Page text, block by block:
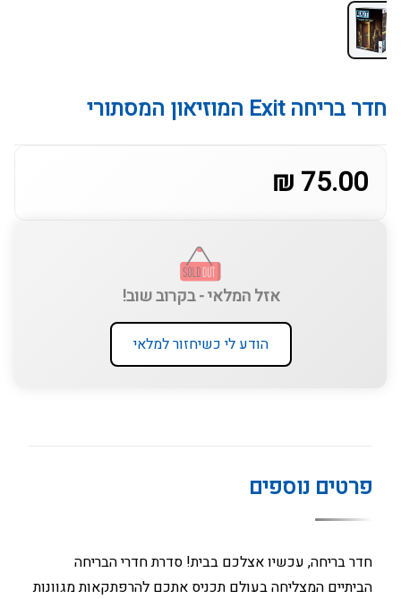
חדר בריחה Exit המוזיאון המסתורי
75.00 ₪
אזל המלאי - בקרוב שוב!
הודע לי כשיחזור למלאי
פרטים נוספים
חדר בריחה, עכשיו אצלכם בבית! סדרת חדרי הבריחה
הביתיים המצליחה בעולם תכניס אתכם להרפתקאות מגוונות